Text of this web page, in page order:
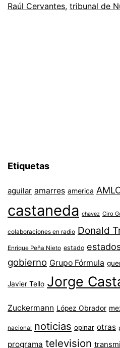
Raúl Cervantes, tribunal de
Etiquetas
aguilar amarres america
castaneda chavez Ciro
colaboraciones en radio Donald
Enrique Peña Nieto estado
gobierno Grupo Fórmula
Javier Tello Jorge
Zuckermann López Obrador
nacional noticias opinar otras
programa television